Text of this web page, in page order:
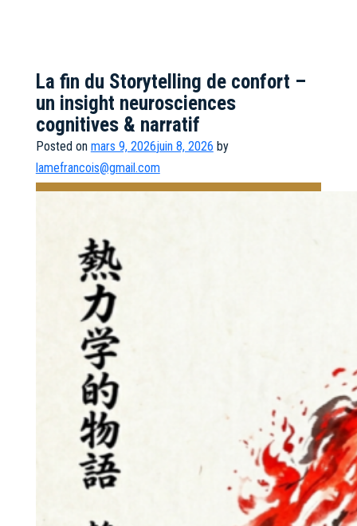
La fin du Storytelling de confort –
un insight neurosciences
cognitives & narratif
Posted on mars 9, 2026juin 8, 2026 by
lamefrancois@gmail.com